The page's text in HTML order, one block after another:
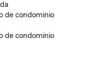
de condominio
de condominio